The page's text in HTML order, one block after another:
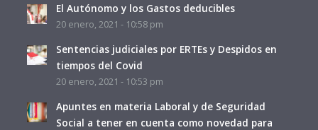
El Autónomo y los Gastos deducibles
20 enero, 2021 - 10:58 pm
Sentencias judiciales por ERTEs y Despidos en
tiempos del Covid
20 enero, 2021 - 10:53 pm
Apuntes en materia Laboral y de Seguridad
Social a tener en cuenta como novedad para